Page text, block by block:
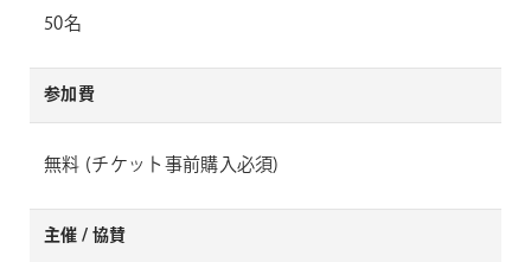
50名
参加費
無料 (チケット事前購入必須)
主催 / 協賛